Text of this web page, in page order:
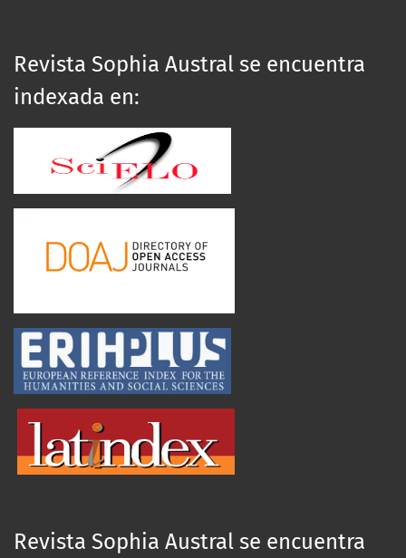
Revista Sophia Austral se encuentra
indexada en:
Revista Sophia Austral se encuentra